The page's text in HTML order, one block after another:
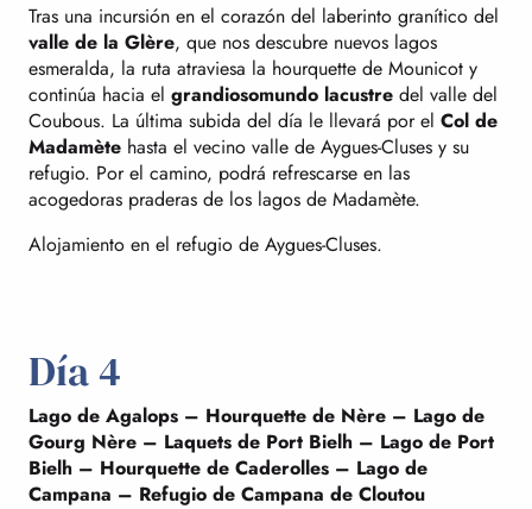
Tras una incursión en el corazón del laberinto granítico del
valle de la Glère, que nos descubre nuevos lagos
esmeralda, la ruta atraviesa la hourquette de Mounicot y
continúa hacia el grandiosomundo lacustre del valle del
Coubous. La última subida del día le llevará por el Col de
Madamète hasta el vecino valle de Aygues-Cluses y su
refugio. Por el camino, podrá refrescarse en las
acogedoras praderas de los lagos de Madamète.
Alojamiento en el refugio de Aygues-Cluses.
Día 4
Lago de Agalops – Hourquette de Nère – Lago de
Gourg Nère – Laquets de Port Bielh – Lago de Port
Bielh – Hourquette de Caderolles – Lago de
Campana – Refugio de Campana de Cloutou